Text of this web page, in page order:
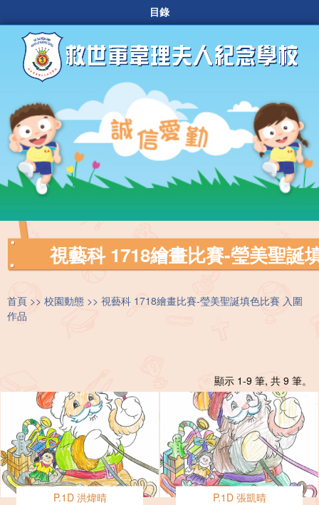
目錄
視藝科 1718繪畫比賽-瑩美聖誕
首頁 校園動態
視藝科 1718繪畫比賽-瑩美聖誕填色比賽 入圍
作品
顯示 1-9 筆, 共 9 筆。
P.1D 洪煒晴 P.1D 張凱晴